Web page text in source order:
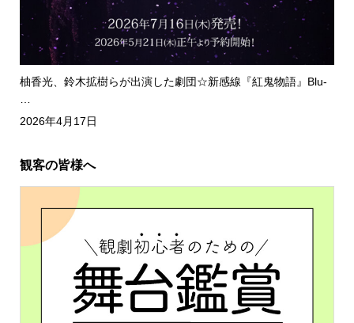
柚香光、鈴木拡樹らが出演した劇団☆新感線『紅鬼物語』Blu-
2026年4月17日
観客の皆様へ